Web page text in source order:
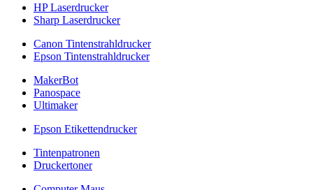
HP Laserdrucker
Sharp Laserdrucker
Canon Tintenstrahldrucker
Epson Tintenstrahldrucker
MakerBot
Panospace
Ultimaker
Epson Etikettendrucker
Tintenpatronen
Druckertoner